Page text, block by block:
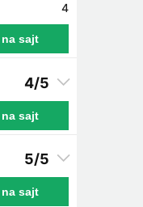
4
sajt
4/5
sajt
5/5
sajt